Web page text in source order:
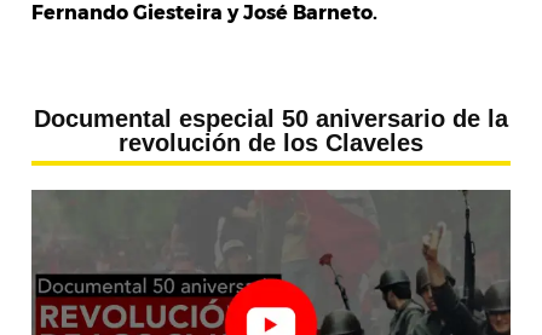
Fernando Giesteira y José Barneto.
Documental especial 50 aniversario de la
revolución de los Claveles